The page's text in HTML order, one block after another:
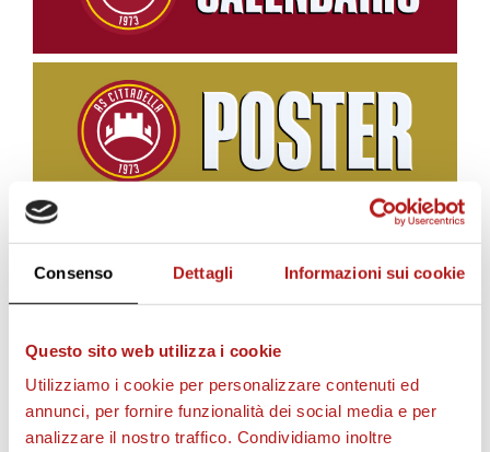
Consenso Dettagli Informazioni sui cookie
Questo sito web utilizza i cookie
Utilizziamo i cookie per personalizzare contenuti ed
annunci, per fornire funzionalità dei social media e per
analizzare il nostro traffico. Condividiamo inoltre
BIGLIETTI